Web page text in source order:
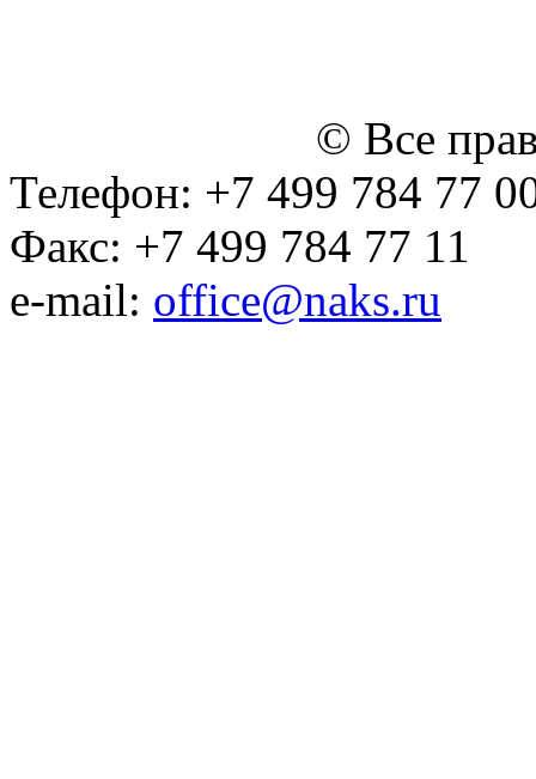
© Все
Телефон: +7 499 784 77
Факс: +7 499 784 77 11
e-mail: office@naks.ru